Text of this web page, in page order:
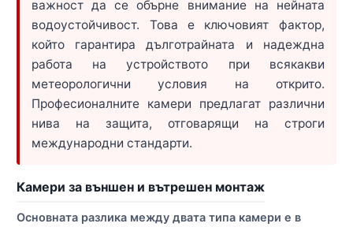
важност да се обърне внимание на нейната
водоустойчивост. Това е ключовият фактор,
който гарантира дълготрайната и надеждна
работа на устройството при всякакви
метеорологични условия на открито.
Професионалните камери предлагат различни
нива на защита, отговарящи на строги
международни стандарти.
Камери за външен и вътрешен монтаж
Основната разлика между двата типа камери е в